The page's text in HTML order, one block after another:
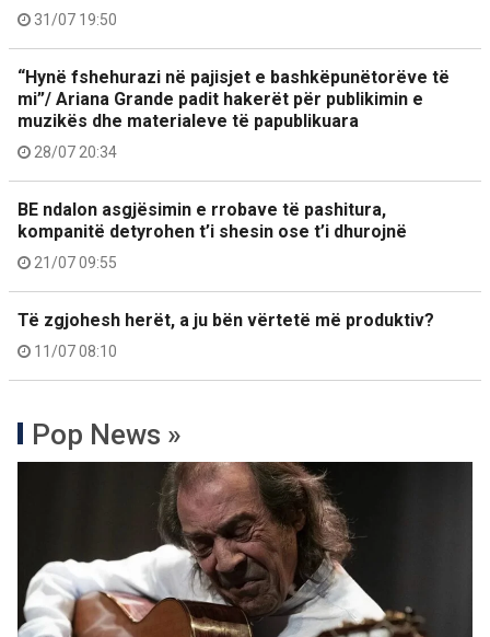
31/07 19:50
“Hynë fshehurazi në pajisjet e bashkëpunëtorëve të
mi”/ Ariana Grande padit hakerët për publikimin e
muzikës dhe materialeve të papublikuara
28/07 20:34
BE ndalon asgjësimin e rrobave të pashitura,
kompanitë detyrohen t’i shesin ose t’i dhurojnë
21/07 09:55
Të zgjohesh herët, a ju bën vërtetë më produktiv?
11/07 08:10
Pop News »